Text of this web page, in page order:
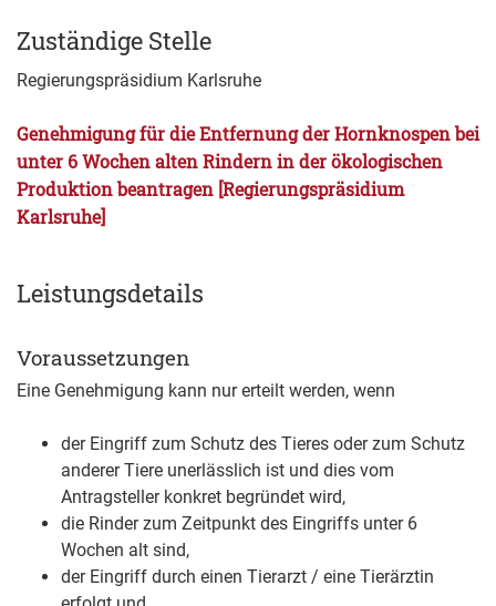
Zuständige Stelle
Regierungspräsidium Karlsruhe
Genehmigung für die Entfernung der Hornknospen bei
unter 6 Wochen alten Rindern in der ökologischen
Produktion beantragen [Regierungspräsidium
Karlsruhe]
Leistungsdetails
Voraussetzungen
Eine Genehmigung kann nur erteilt werden, wenn
der Eingriff zum Schutz des Tieres oder zum Schutz
anderer Tiere unerlässlich ist und dies vom
Antragsteller konkret begründet wird,
die Rinder zum Zeitpunkt des Eingriffs unter 6
Wochen alt sind,
der Eingriff durch einen Tierarzt / eine Tierärztin